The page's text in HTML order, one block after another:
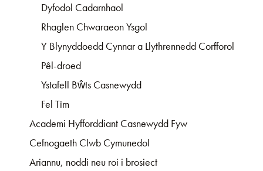
Dyfodol Cadarnhaol
Rhaglen Chwaraeon Ysgol
Y Blynyddoedd Cynnar a Llythrennedd Corfforol
Pêl-droed
Ystafell Bŵts Casnewydd
Fel Tîm
Academi Hyfforddiant Casnewydd Fyw
Cefnogaeth Clwb Cymunedol
Ariannu, noddi neu roi i brosiect